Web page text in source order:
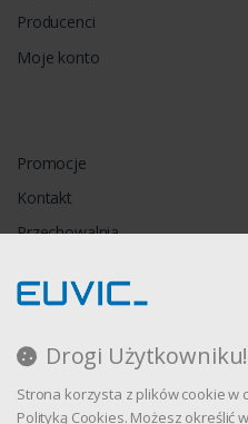
Drogi Użytkowniku!
Strona korzysta z plików cookie w
Polityką Cookies. Możesz określić
Producenci
Moje konto
Promocje
Kontakt
Przechowalnia
Regulamin
Polityka prywatności